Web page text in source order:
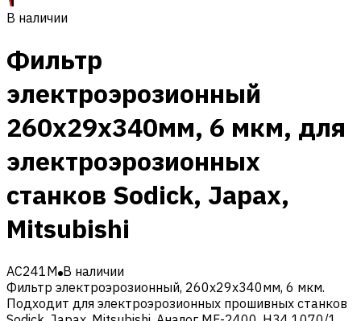
В наличии
Фильтр
электроэрозионный
260x29x340мм, 6 мкм, для
электроэрозионных
станков Sodick, Japax,
Mitsubishi
AC241M В наличии
Фильтр электроэрозионный, 260x29x340мм, 6 мкм.
Подходит для электроэрозионных прошивных станков